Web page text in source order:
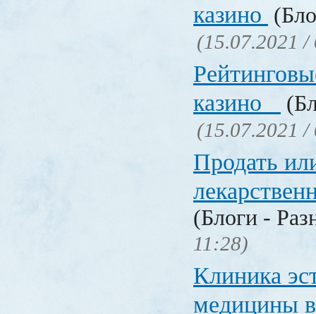
казино
(15.07.2021 /
казино
(15.07.2021 /
Продать
(Блоги -
11:28)
Клиника
медицины